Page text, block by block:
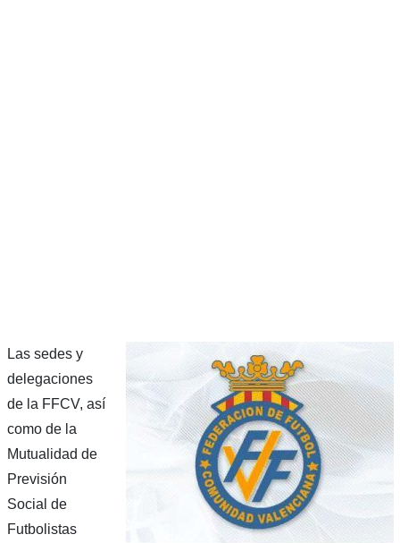
Las sedes y
delegaciones
de la FFCV, así
como de la
Mutualidad de
Previsión
Social de
Futbolistas